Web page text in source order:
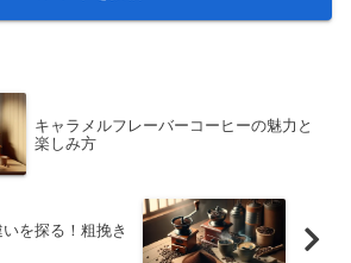
キャラメルフレーバーコーヒーの魅力と
楽しみ方
を探る！粗挽き